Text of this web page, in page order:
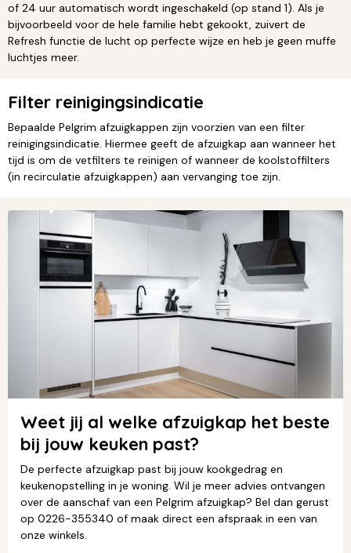
of 24 uur automatisch wordt ingeschakeld (op stand 1). Als je
bijvoorbeeld voor de hele familie hebt gekookt, zuivert de
Refresh functie de lucht op perfecte wijze en heb je geen muffe
luchtjes meer.
Filter reinigingsindicatie
Bepaalde Pelgrim afzuigkappen zijn voorzien van een filter
reinigingsindicatie. Hiermee geeft de afzuigkap aan wanneer het
tijd is om de vetfilters te reinigen of wanneer de koolstoffilters
(in recirculatie afzuigkappen) aan vervanging toe zijn.
Weet jij al welke afzuigkap het beste
bij jouw keuken past?
De perfecte afzuigkap past bij jouw kookgedrag en
keukenopstelling in je woning. Wil je meer advies ontvangen
over de aanschaf van een Pelgrim afzuigkap? Bel dan gerust
op 0226-355340 of maak direct een afspraak in een van
onze winkels.